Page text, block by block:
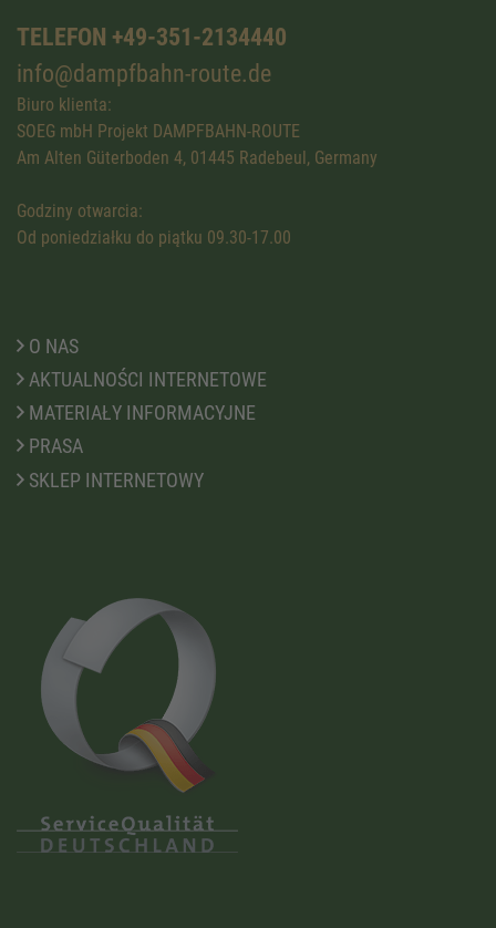
TELEFON +49-351-2134440
info@dampfbahn-route.de
Biuro klienta:
SOEG mbH Projekt DAMPFBAHN-ROUTE
Am Alten Güterboden 4, 01445 Radebeul, Germany
Godziny otwarcia:
Od poniedziałku do piątku 09.30-17.00
O NAS
AKTUALNOŚCI INTERNETOWE
MATERIAŁY INFORMACYJNE
PRASA
SKLEP INTERNETOWY